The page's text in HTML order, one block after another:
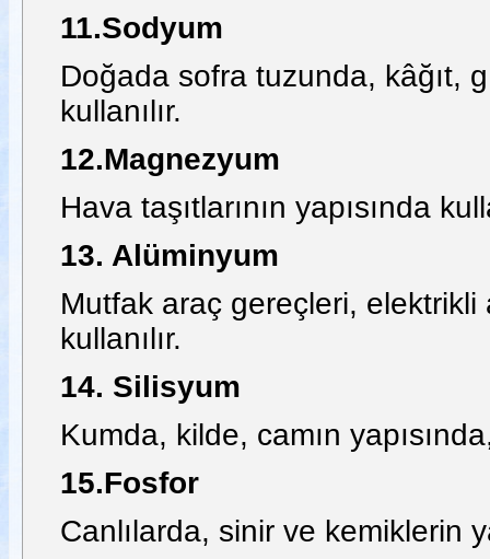
11.Sodyum
Doğada sofra tuzunda, kâğıt,
kullanılır.
12.Magnezyum
Hava taşıtlarının yapısında
13. Alüminyum
Mutfak araç gereçleri, elektrikli
kullanılır.
14. Silisyum
Kumda, kilde, camın
15.Fosfor
Canlılarda, sinir ve kemiklerin